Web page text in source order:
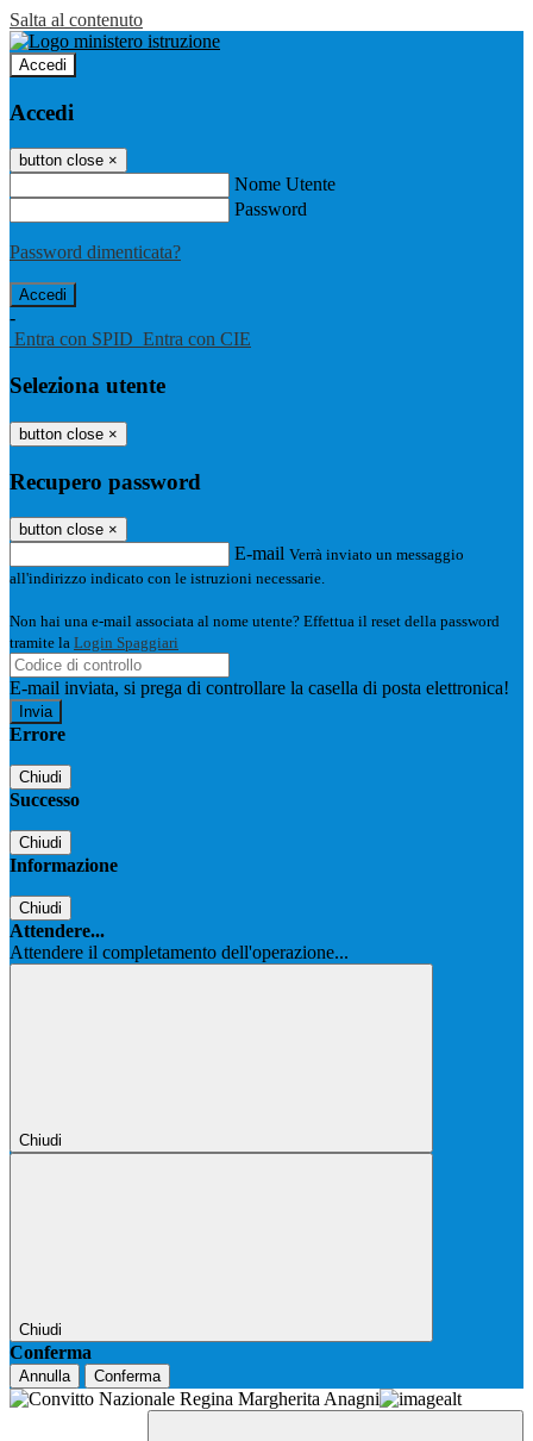
Salta al contenuto
Accedi
Accedi
button close ×
Nome Utente
Password
Password dimenticata?
-
Entra con SPID Entra con CIE
Seleziona utente
button close ×
Recupero password
button close ×
E-mail Verrà inviato un messaggio
all'indirizzo indicato con le istruzioni necessarie.
Non hai una e-mail associata al nome utente? Effettua il reset della password
tramite la Login Spaggiari
E-mail inviata, si prega di controllare la casella di posta elettronica!
Errore
Chiudi
Successo
Chiudi
Informazione
Chiudi
Attendere...
Attendere il completamento dell'operazione...
Chiudi
Chiudi
Conferma
Annulla Conferma